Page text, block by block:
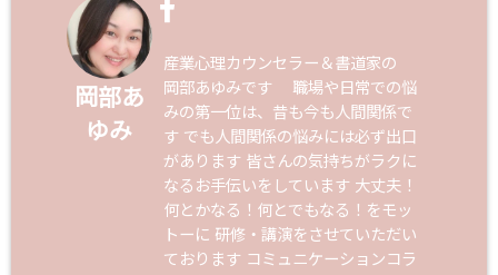
岡部あ
ゆみ
産業心理カウンセラー＆書道家の
岡部あゆみです 職場や日常での悩
みの第一位は、昔も今も人間関係で
す でも人間関係の悩みには必ず出口
があります 皆さんの気持ちがラクに
なるお手伝いをしています 大丈夫！
何とかなる！何とでもなる！をモッ
トーに 研修・講演をさせていただい
ております コミュニケーションコラ